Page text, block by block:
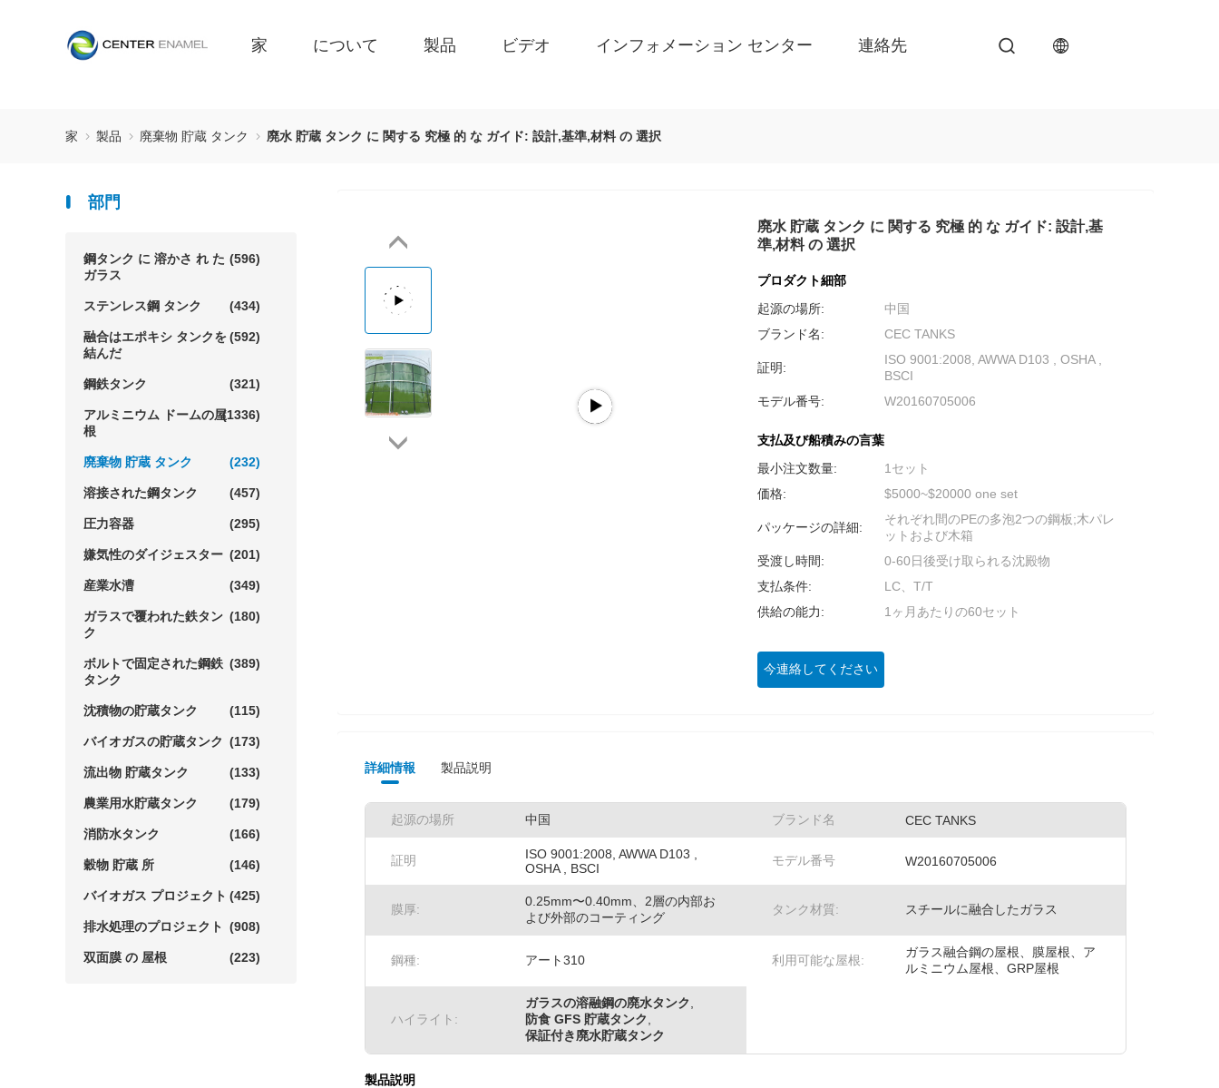
家 について 製品 ビデオ インフォメーション センター 連絡先
家 製品 廃棄物 貯蔵 タンク 廃水 貯蔵 タンク に 関する 究極 的 な ガイド: 設計,基準,材料 の 選択
部門
鋼タンク に 溶かさ れ た
ガラス
(596)
ステンレス鋼 タンク (434)
融合はエポキシ タンクを
結んだ
(592)
鋼鉄タンク (321)
アルミニウム ドームの屋
根
(1336)
廃棄物 貯蔵 タンク (232)
溶接された鋼タンク (457)
圧力容器 (295)
嫌気性のダイジェスター (201)
産業水漕 (349)
ガラスで覆われた鉄タン
ク
(180)
ボルトで固定された鋼鉄
タンク
(389)
沈積物の貯蔵タンク (115)
バイオガスの貯蔵タンク (173)
流出物 貯蔵タンク (133)
農業用水貯蔵タンク (179)
消防水タンク (166)
穀物 貯蔵 所 (146)
バイオガス プロジェクト (425)
排水処理のプロジェクト (908)
双面膜 の 屋根 (223)
廃水 貯蔵 タンク に 関する 究極 的 な ガイド: 設計,基
準,材料 の 選択
プロダクト細部
起源の場所:
中国
ブランド名:
CEC TANKS
証明:
ISO 9001:2008, AWWA D103 , OSHA ,
BSCI
モデル番号:
W20160705006
支払及び船積みの言葉
最小注文数量:
1セット
価格:
$5000~$20000 one set
パッケージの詳細:
それぞれ間のPEの多泡2つの鋼板;木パレ
ットおよび木箱
受渡し時間:
0-60日後受け取られる沈殿物
支払条件:
LC、T/T
供給の能力:
1ヶ月あたりの60セット
今連絡してください
詳細情報 製品説明
起源の場所 中国 ブランド名 CEC TANKS
証明
ISO 9001:2008, AWWA D103 ,
OSHA , BSCI
モデル番号 W20160705006
膜厚:
0.25mm〜0.40mm、2層の内部お
よび外部のコーティング
タンク材質: スチールに融合したガラス
鋼種: アート310 利用可能な屋根:
ガラス融合鋼の屋根、膜屋根、ア
ルミニウム屋根、GRP屋根
ハイライト:
ガラスの溶融鋼の廃水タンク
防食 GFS 貯蔵タンク
保証付き廃水貯蔵タンク
製品説明